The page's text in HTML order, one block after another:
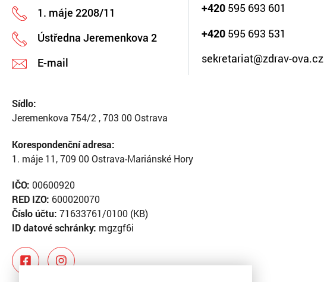
1. máje 2208/11 +420 595 693 601
Ústředna Jeremenkova 2 +420 595 693 531
E-mail sekretariat@zdrav-ova.cz
Sídlo:
Jeremenkova 754/2 , 703 00 Ostrava
Korespondenční adresa:
1. máje 11, 709 00 Ostrava-Mariánské Hory
IČO: 00600920
RED IZO: 600020070
Číslo účtu: 71633761/0100 (KB)
ID datové schránky: mgzgf6i